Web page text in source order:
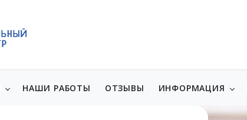
НАШИ РАБОТЫ ОТЗЫВЫ ИНФОРМАЦИЯ